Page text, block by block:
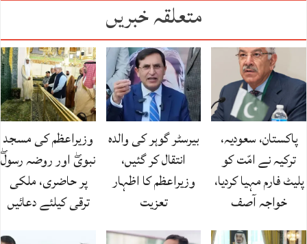
متعلقہ خبریں
پاکستان، سعودیہ،
ترکیہ نے امّت کو
پلیٹ فارم مہیا کردیا،
خواجہ آصف
بیرسٹر گوہر کی والدہ
انتقال کر گئیں،
وزیراعظم کا اظہار
تعزیت
وزیراعظم کی مسجد
نبویۖ اور روضہ رسولۖ
پر حاضری، ملکی
ترقی کیلئے دعائیں